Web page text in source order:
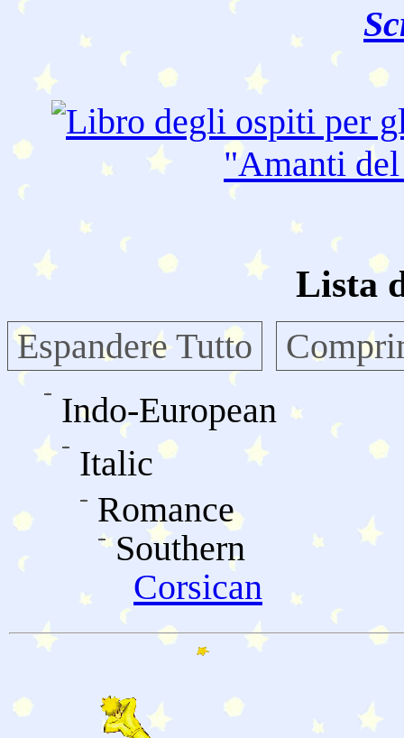
"Amanti
Lista
Espandere Tutto
Indo-European
Italic
Romance
Southern
Corsican